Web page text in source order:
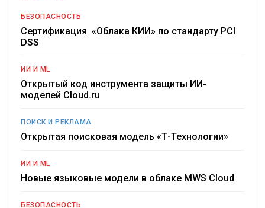
БЕЗОПАСНОСТЬ
Сертификация «Облака КИИ» по стандарту PCI
DSS
ИИ И ML
Открытый код инструмента защиты ИИ-
моделей Cloud.ru
ПОИСК И РЕКЛАМА
Открытая поисковая модель «Т-Технологии»
ИИ И ML
Новые языковые модели в облаке MWS Cloud
БЕЗОПАСНОСТЬ